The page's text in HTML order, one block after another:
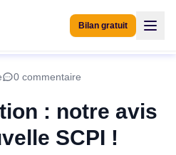
Bilan gratuit
0 commentaire
: notre avis
SCPI !